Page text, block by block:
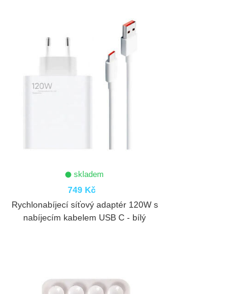
skladem
749 Kč
Rychlonabíjecí síťový adaptér 120W s
nabíjecím kabelem USB C - bílý